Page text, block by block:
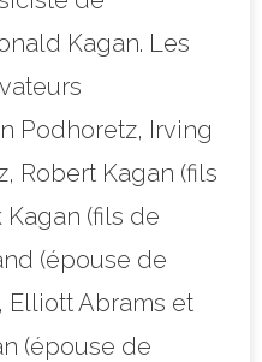
Kagan. Les
Podhoretz, Irving
Robert Kagan (fils
(fils de
(épouse de
Elliott Abrams et
(épouse de